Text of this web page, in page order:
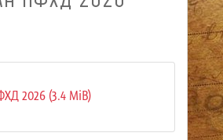
2026 (3.4 MiB)